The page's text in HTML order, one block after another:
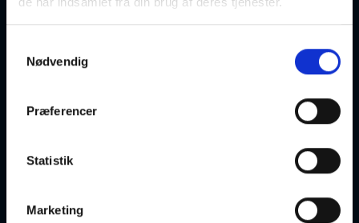
Nødvendig
Præferencer
Statistik
Marketing
Næste
Holdnr: